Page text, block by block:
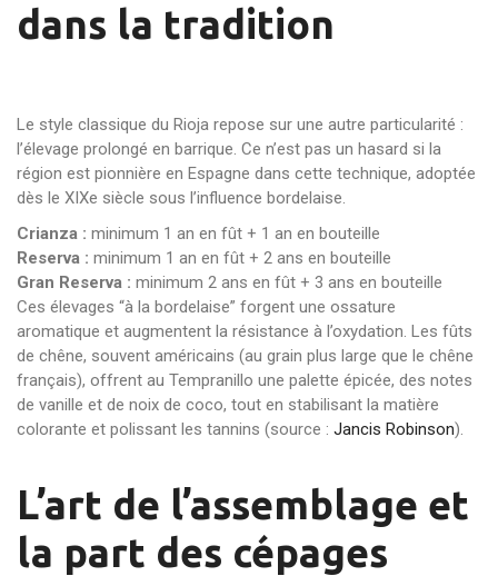
dans la tradition
Le style classique du Rioja repose sur une autre particularité :
l’élevage prolongé en barrique. Ce n’est pas un hasard si la
région est pionnière en Espagne dans cette technique, adoptée
dès le XIXe siècle sous l’influence bordelaise.
Crianza : minimum 1 an en fût + 1 an en bouteille
Reserva : minimum 1 an en fût + 2 ans en bouteille
Gran Reserva : minimum 2 ans en fût + 3 ans en bouteille
Ces élevages “à la bordelaise” forgent une ossature
aromatique et augmentent la résistance à l’oxydation. Les fûts
de chêne, souvent américains (au grain plus large que le chêne
français), offrent au Tempranillo une palette épicée, des notes
de vanille et de noix de coco, tout en stabilisant la matière
colorante et polissant les tannins (source : Jancis Robinson).
L’art de l’assemblage et
la part des cépages